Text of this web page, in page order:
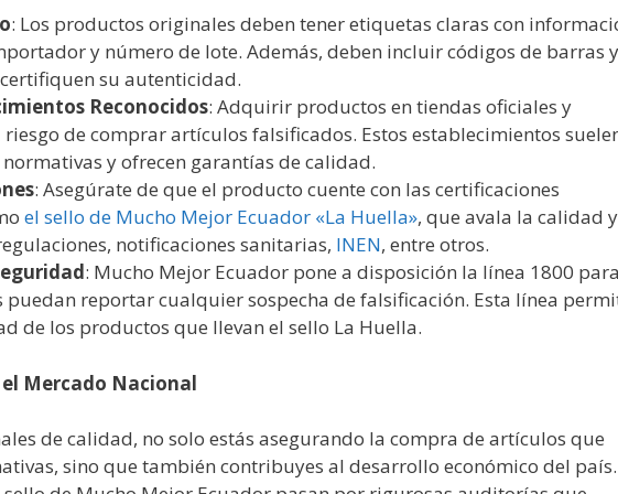
: Los productos originales deben tener etiquetas claras con
y número de lote. Además, deben incluir códigos de barras y
su autenticidad.
Reconocidos: Adquirir productos en tiendas oficiales y
de comprar artículos falsificados. Estos establecimientos
y ofrecen garantías de calidad.
: Asegúrate de que el producto cuente con las certificaciones
el sello de Mucho Mejor Ecuador «La Huella», que avala la calidad y
notificaciones sanitarias, INEN, entre otros.
: Mucho Mejor Ecuador pone a disposición la línea 1800 para
reportar cualquier sospecha de falsificación. Esta línea
de los productos que llevan el sello La Huella.
Mercado Nacional
de calidad, no solo estás asegurando la compra de artículos que
sino que también contribuyes al desarrollo económico del país.